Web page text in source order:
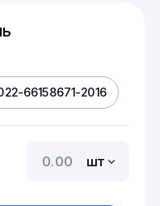
66158671-2016
шт